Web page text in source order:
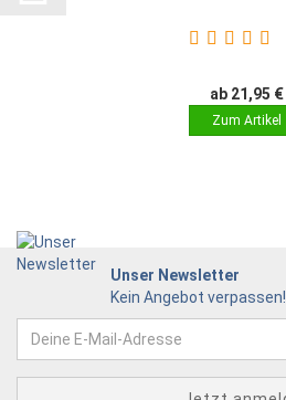
ab 21,95 €
Unser Newsletter
Kein Angebot verpassen!